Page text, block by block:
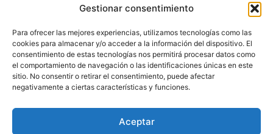
Gestionar consentimiento
Para ofrecer las mejores experiencias, utilizamos tecnologías como las
cookies para almacenar y/o acceder a la información del dispositivo. El
consentimiento de estas tecnologías nos permitirá procesar datos como
el comportamiento de navegación o las identificaciones únicas en este
sitio. No consentir o retirar el consentimiento, puede afectar
negativamente a ciertas características y funciones.
Aceptar
Tu Escuela
Escuelas
Acceso Familias
Nuestras Webcams
Garantía de calidad
Centro autorizado por la Consejería de Educación